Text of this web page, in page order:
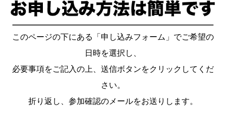
このページの下にある「申し込みフォーム」でご希望の
日時を選択し、
必要事項をご記入の上、送信ボタンをクリックしてくだ
さい。
折り返し、参加確認のメールをお送りします。